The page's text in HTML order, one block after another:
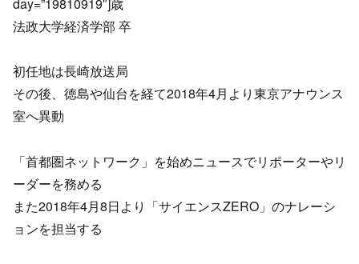
法政大学経済学部 卒
初任地は長崎放送局
その後、徳島や仙台を経て2018年4月より東京アナウンス
室へ異動
「首都圏ネットワーク」を始めニュースでリポーターやリ
ーダーを務める
また2018年4月8日より「サイエンスZERO」のナレーシ
ョンを担当する